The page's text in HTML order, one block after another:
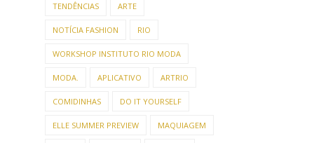
TENDÊNCIAS ARTE
NOTÍCIA FASHION RIO
WORKSHOP INSTITUTO RIO MODA
MODA. APLICATIVO ARTRIO
COMIDINHAS DO IT YOURSELF
ELLE SUMMER PREVIEW MAQUIAGEM